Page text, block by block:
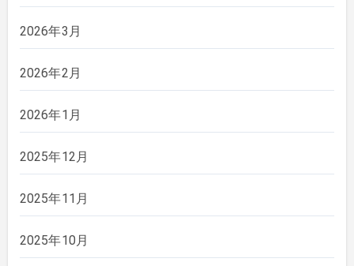
2026年3月
2026年2月
2026年1月
2025年12月
2025年11月
2025年10月